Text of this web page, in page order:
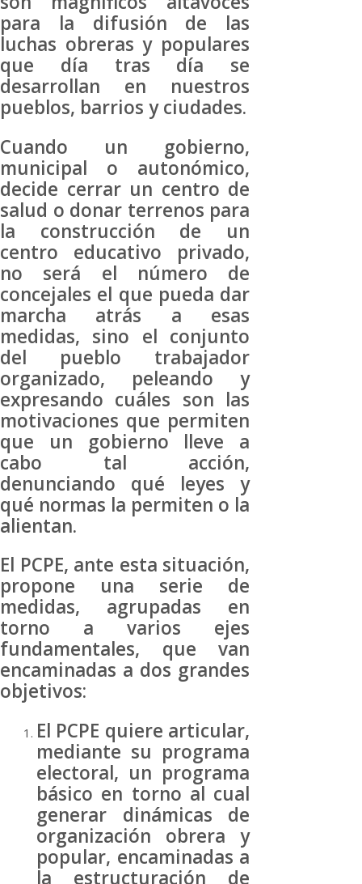
para la difusión de las
luchas obreras y populares
que día tras día se
desarrollan en nuestros
pueblos, barrios y ciudades.
Cuando un gobierno,
municipal o autonómico,
decide cerrar un centro de
salud o donar terrenos para
la construcción de un
centro educativo privado,
no será el número de
concejales el que pueda dar
marcha atrás a esas
medidas, sino el conjunto
del pueblo trabajador
organizado, peleando y
expresando cuáles son las
motivaciones que permiten
que un gobierno lleve a
cabo tal acción,
denunciando qué leyes y
qué normas la permiten o la
alientan.
El PCPE, ante esta situación,
propone una serie de
medidas, agrupadas en
torno a varios ejes
fundamentales, que van
encaminadas a dos grandes
objetivos:
El PCPE quiere articular,
mediante su programa
electoral, un programa
básico en torno al cual
generar dinámicas de
organización obrera y
popular, encaminadas a
la estructuración de